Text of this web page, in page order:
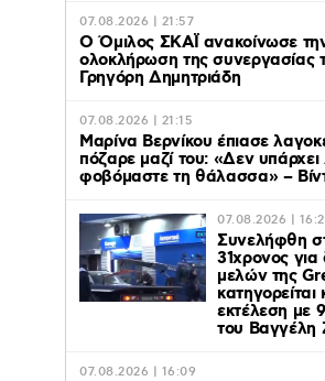
07.08.2026 | 21:57
Ο Όμιλος ΣΚΑΪ ανακοίνωσε
ολοκλήρωση της συνεργασίας
Γρηγόρη Δημητριάδη
07.08.2026 | 21:15
Μαρίνα Βερνίκου έπιασε
πόζαρε μαζί του: «Δεν
φοβόμαστε τη θάλασσα» –
07.08.2026 |
Συνελήφθη
31χρονος
μελών της
κατηγορείται
εκτέλεση με
του Βαγγέλη
07.08.2026 | 16:09